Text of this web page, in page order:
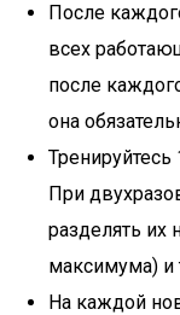
После
всех
после
она
При
разделять их
максимума) и
На каждой